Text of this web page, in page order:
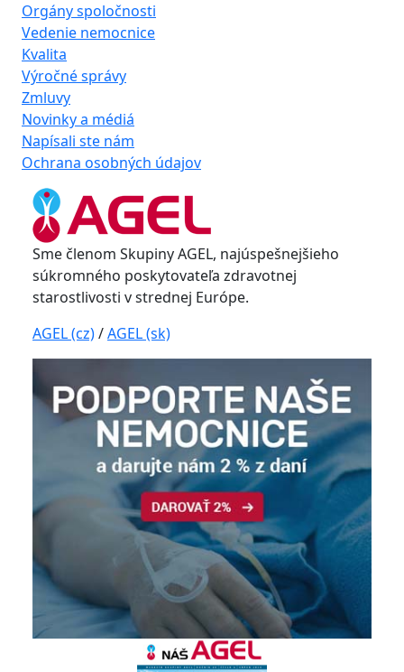
Orgány spoločnosti
Vedenie nemocnice
Kvalita
Výročné správy
Zmluvy
Novinky a médiá
Napísali ste nám
Ochrana osobných údajov
Sme členom Skupiny AGEL, najúspešnejšieho
súkromného poskytovateľa zdravotnej
starostlivosti v strednej Európe.
AGEL (cz)/AGEL (sk)